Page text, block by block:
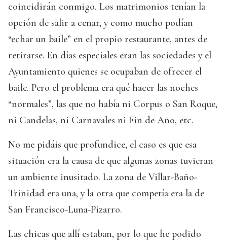
coincidirán conmigo. Los matrimonios tenían la
opción de salir a cenar, y como mucho podían
“echar un baile” en el propio restaurante, antes de
retirarse. En días especiales eran las sociedades y el
Ayuntamiento quienes se ocupaban de ofrecer el
baile. Pero el problema era qué hacer las noches
“normales”, las que no había ni Corpus o San Roque,
ni Candelas, ni Carnavales ni Fin de Año, etc.
No me pidáis que profundice, el caso es que esa
situación era la causa de que algunas zonas tuvieran
un ambiente inusitado. La zona de Villar-Baño-
Trinidad era una, y la otra que competía era la de
San Francisco-Luna-Pizarro.
Las chicas que allí estaban, por lo que he podido